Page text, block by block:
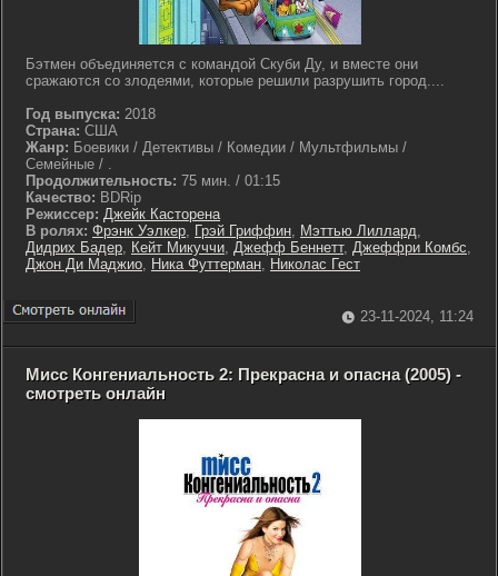
Бэтмен объединяется с командой Скуби Ду, и вместе они
сражаются со злодеями, которые решили разрушить город....
Год выпуска: 2018
Страна: США
Жанр: Боевики / Детективы / Комедии / Мультфильмы /
Семейные / .
Продолжительность: 75 мин. / 01:15
Качество: BDRip
Режиссер: Джейк Касторена
В ролях: Фрэнк Уэлкер, Грэй Гриффин, Мэттью Лиллард,
Дидрих Бадер, Кейт Микуччи, Джефф Беннетт, Джеффри Комбс,
Джон Ди Маджио, Ника Футтерман, Николас Гест
23-11-2024, 11:24
Мисс Конгениальность 2: Прекрасна и опасна (2005) -
смотреть онлайн